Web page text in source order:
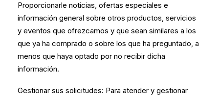
Proporcionarle noticias, ofertas especiales e
información general sobre otros productos, servicios
y eventos que ofrezcamos y que sean similares a los
que ya ha comprado o sobre los que ha preguntado, a
menos que haya optado por no recibir dicha
información.
Gestionar sus solicitudes: Para atender y gestionar